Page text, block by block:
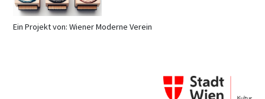
Ein Projekt von: Wiener Moderne Verein